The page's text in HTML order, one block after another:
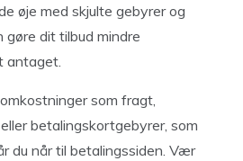
øje med skjulte gebyrer og
dit tilbud mindre
antaget.
som fragt,
betalingskortgebyrer, som
du når til betalingssiden. Vær